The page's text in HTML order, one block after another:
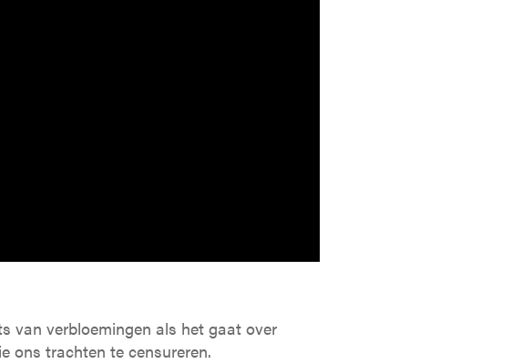
van verbloemingen als het gaat over
ons trachten te censureren.